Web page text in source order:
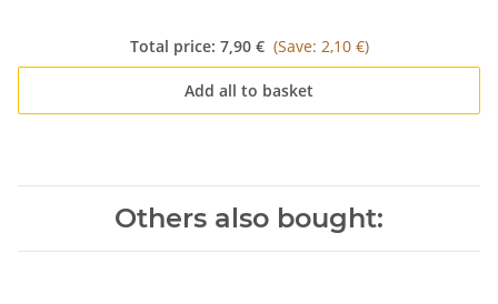
Total price: 7,90 € (Save: 2,10 €)
Add all to basket
Others also bought: